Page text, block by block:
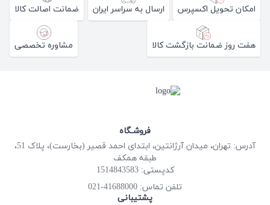
امکان تحویل اکسپرس ارسال به سراسر ایران ضمانت اصالت کالا
هفت روز ضمانت بازگشت کالا مشاوره تخصصی
فروشـگاه
آدرس: تهران، میدان آرژانتین، ابتدای احمد قصیر (بخارست)، پلاک 51،
طبقه همکف
کدپستی: 1514843583
تلفن تماس: 41688000-021
پشتیبانی